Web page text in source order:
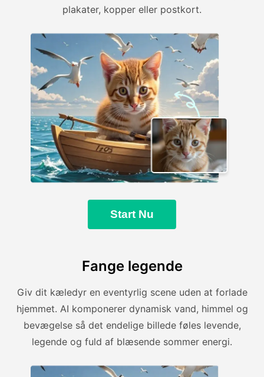
plakater, kopper eller postkort.
Start Nu
Fange legende
Giv dit kæledyr en eventyrlig scene uden at forlade
hjemmet. AI komponerer dynamisk vand, himmel og
bevægelse så det endelige billede føles levende,
legende og fuld af blæsende sommer energi.